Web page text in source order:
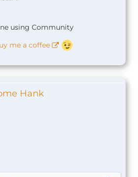
using Community
me a coffee
Hank